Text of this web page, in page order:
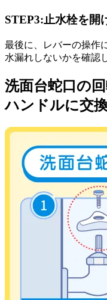
STEP3:止水栓を開
最後に、レバーの操作
水漏れしないかを確認
洗面台蛇口の
ハンドルに交